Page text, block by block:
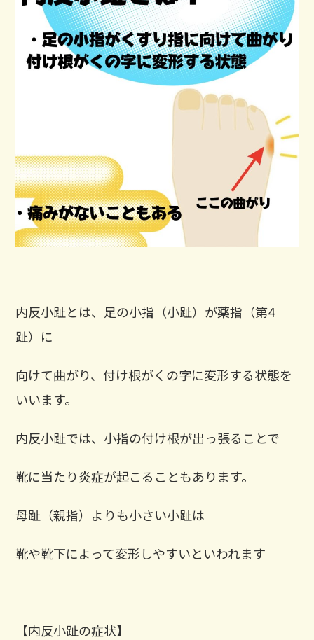
内反小趾とは、足の小指（小趾）が薬指（第4
趾）に
向けて曲がり、付け根がくの字に変形する状態を
いいます。
内反小趾では、小指の付け根が出っ張ることで
靴に当たり炎症が起こることもあります。
母趾（親指）よりも小さい小趾は
靴や靴下によって変形しやすいといわれます
【内反小趾の症状】